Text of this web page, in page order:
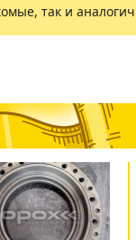
так и